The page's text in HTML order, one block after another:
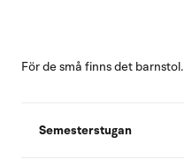
För de små finns det barnstol.
Semesterstugan